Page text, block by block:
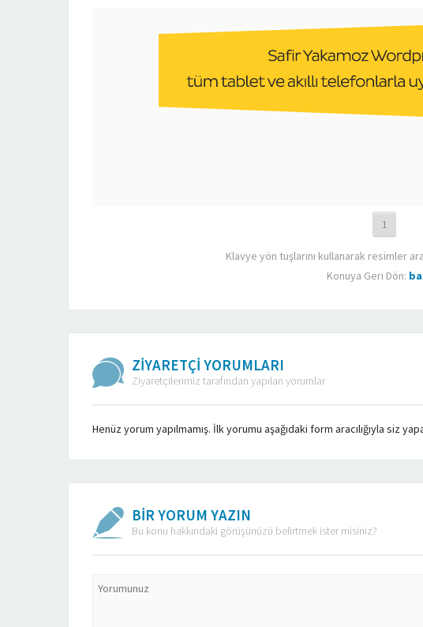
1
Klavye yön tuşlarını kullanarak resimler
Konuya Geri Dön:
ZİYARETÇİ YORUMLARI
Ziyaretçilerimiz tarafından yapılan yorumlar
Henüz yorum yapılmamış. İlk yorumu aşağıdaki form aracılığıyla siz
BİR YORUM YAZIN
Bu konu hakkındaki görüşünüzü belirtmek ister misiniz?